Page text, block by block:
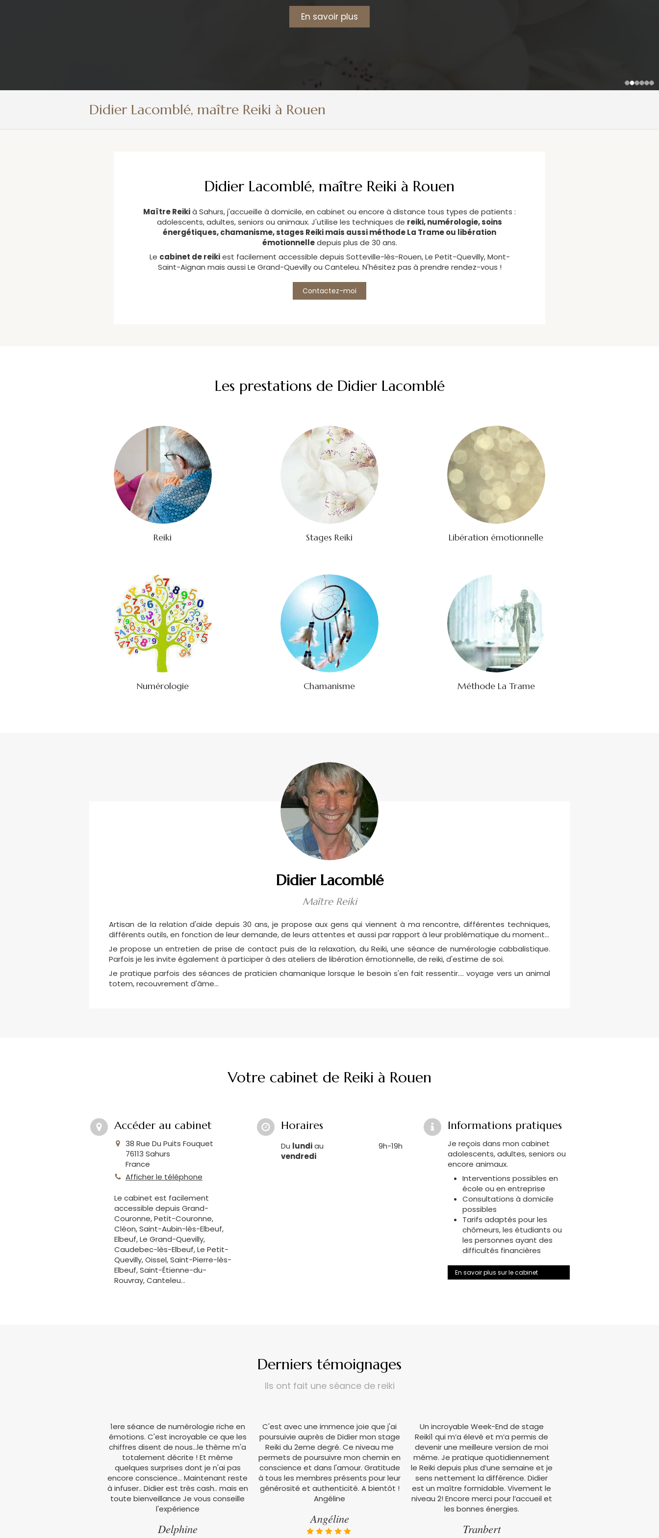
Didier Lacomblé, maître Reiki à Rouen
Didier Lacomblé, maître Reiki à Rouen
Maître Reikià Sahurs, j'accueille à domicile, en cabinet ou encore à distance tous types de patients :
adolescents, adultes, seniors ou animaux. J'utilise les techniques de reiki, numérologie, soins
énergétiques, chamanisme, stages Reiki mais aussi méthode La Trame ou libération
émotionnelledepuis plus de 30 ans.
Le cabinet de reikiest facilement accessible depuis Sotteville-lès-Rouen, Le Petit-Quevilly, Mont-
Saint-Aignan mais aussi Le Grand-Quevilly ou Canteleu. N'hésitez pas à prendre rendez-vous !
Contactez-moi
Les prestations de Didier Lacomblé
Reiki Stages Reiki Libération émotionnelle
Numérologie Chamanisme Méthode La Trame
Didier Lacomblé
Maître Reiki
Artisan de la relation d'aide depuis 30 ans, je propose aux gens qui viennent à ma rencontre, différentes techniques,
différents outils, en fonction de leur demande, de leurs attentes et aussi par rapport à leur problématique du moment...
Je propose un entretien de prise de contact puis de la relaxation, du Reiki, une séance de numérologie cabbalistique.
Parfois je les invite également à participer à des ateliers de libération émotionnelle, de reiki, d'estime de soi.
Je pratique parfois des séances de praticien chamanique lorsque le besoin s'en fait ressentir.... voyage vers un animal
totem, recouvrement d'âme...
Votre cabinet de Reiki à Rouen
Accéder au cabinet
38 Rue Du Puits Fouquet
76113 Sahurs
France
Afficher le téléphone
Le cabinet est facilement
accessible depuis Grand-
Couronne, Petit-Couronne,
Cléon, Saint-Aubin-lès-Elbeuf,
Elbeuf, Le Grand-Quevilly,
Caudebec-lès-Elbeuf, Le Petit-
Quevilly, Oissel, Saint-Pierre-lès-
Elbeuf, Saint-Étienne-du-
Rouvray, Canteleu...
Horaires
Du lundiau
vendredi
9h-19h
Informations pratiques
Je reçois dans mon cabinet
adolescents, adultes, seniors ou
encore animaux.
Interventions possibles en
école ou en entreprise
Consultations à domicile
possibles
Tarifs adaptés pour les
chômeurs, les étudiants ou
les personnes ayant des
difficultés financières
En savoir plus sur le cabinet
Derniers témoignages
Ils ont fait une séance de reiki
1ere séance de numérologie riche en
émotions. C'est incroyable ce que les
chiffres disent de nous...le thème m'a
totalement décrite ! Et même
quelques surprises dont je n'ai pas
encore conscience... Maintenant reste
à infuser.. Didier est très cash.. mais en
toute bienveillance Je vous conseille
l'expérience
Delphine
C'est avec une immence joie que j'ai
poursuivie auprès de Didier mon stage
Reiki du 2eme degré. Ce niveau me
permets de poursuivre mon chemin en
conscience et dans l'amour. Gratitude
à tous les membres présents pour leur
générosité et authenticité. A bientôt !
Angéline
Angéline
Un incroyable Week-End de stage
Reiki1 qui m’a élevé et m’a permis de
devenir une meilleure version de moi
même. Je pratique quotidiennement
le Reiki depuis plus d’une semaine et je
sens nettement la différence. Didier
est un maître formidable. Vivement le
niveau 2! Encore merci pour l’accueil et
les bonnes énergies.
Tranbert